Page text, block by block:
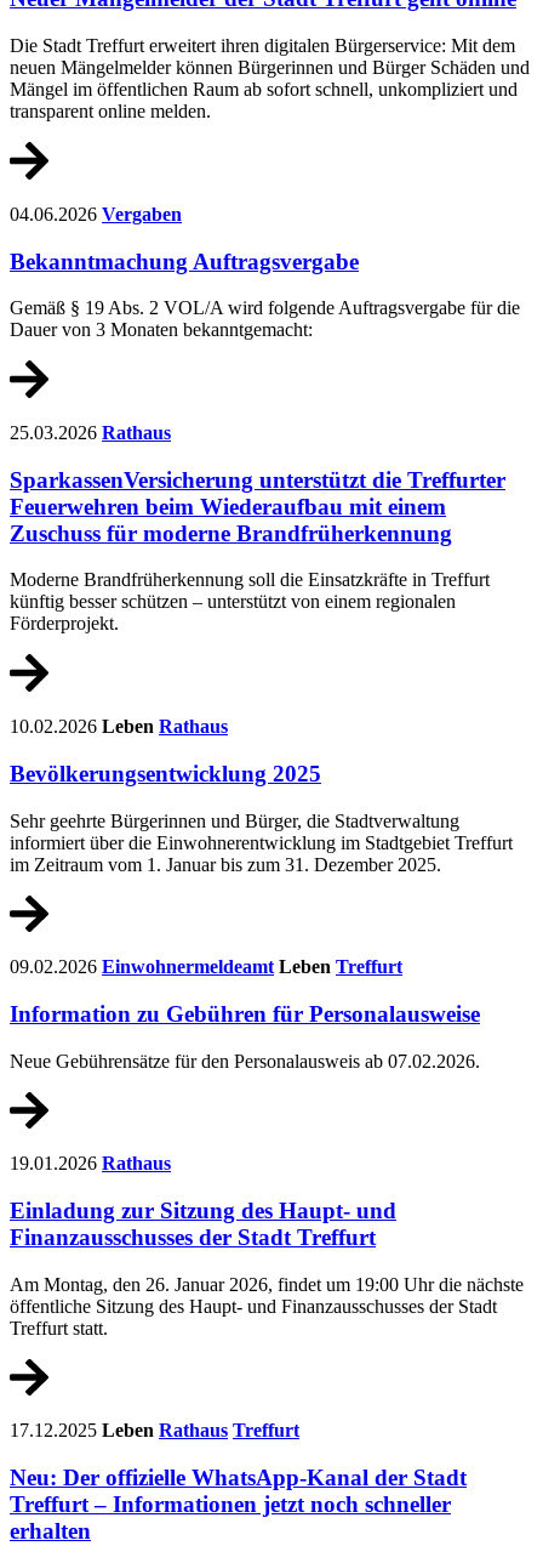
Die Stadt Treffurt erweitert ihren digitalen Bürgerservice: Mit dem
neuen Mängelmelder können Bürgerinnen und Bürger Schäden und
Mängel im öffentlichen Raum ab sofort schnell, unkompliziert und
transparent online melden.
04.06.2026 Vergaben
Bekanntmachung Auftragsvergabe
Gemäß § 19 Abs. 2 VOL/A wird folgende Auftragsvergabe für die
Dauer von 3 Monaten bekanntgemacht:
25.03.2026 Rathaus
SparkassenVersicherung unterstützt die Treffurter
Feuerwehren beim Wiederaufbau mit einem
Zuschuss für moderne Brandfrüherkennung
Moderne Brandfrüherkennung soll die Einsatzkräfte in Treffurt
künftig besser schützen – unterstützt von einem regionalen
Förderprojekt.
10.02.2026 Leben Rathaus
Bevölkerungsentwicklung 2025
Sehr geehrte Bürgerinnen und Bürger, die Stadtverwaltung
informiert über die Einwohnerentwicklung im Stadtgebiet Treffurt
im Zeitraum vom 1. Januar bis zum 31. Dezember 2025.
09.02.2026 Einwohnermeldeamt Leben Treffurt
Information zu Gebühren für Personalausweise
Neue Gebührensätze für den Personalausweis ab 07.02.2026.
19.01.2026 Rathaus
Einladung zur Sitzung des Haupt- und
Finanzausschusses der Stadt Treffurt
Am Montag, den 26. Januar 2026, findet um 19:00 Uhr die nächste
öffentliche Sitzung des Haupt- und Finanzausschusses der Stadt
Treffurt statt.
17.12.2025 Leben Rathaus Treffurt
Neu: Der offizielle WhatsApp-Kanal der Stadt
Treffurt – Informationen jetzt noch schneller
erhalten